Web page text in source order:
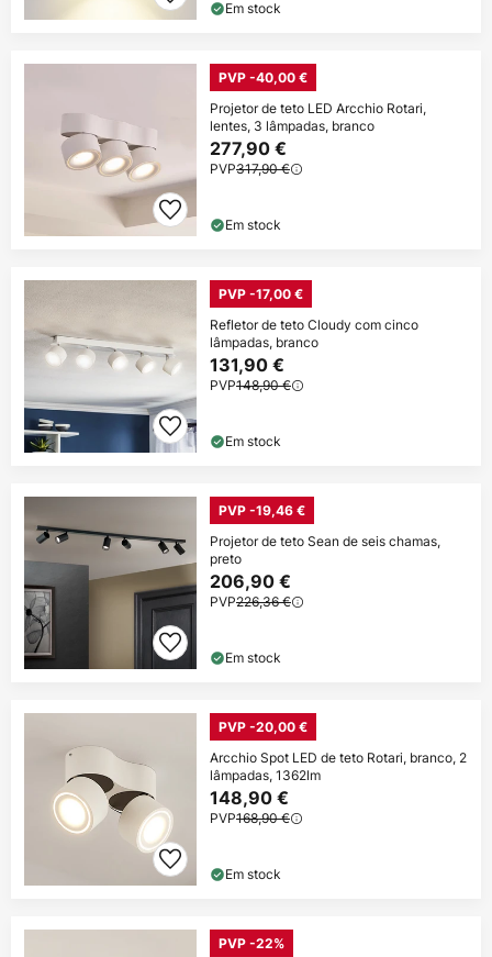
Em stock
PVP -40,00 €
Projetor de teto LED Arcchio Rotari,
lentes, 3 lâmpadas, branco
277,90 €
PVP317,90 €
Em stock
PVP -17,00 €
Refletor de teto Cloudy com cinco
lâmpadas, branco
131,90 €
PVP148,90 €
Em stock
PVP -19,46 €
Projetor de teto Sean de seis chamas,
preto
206,90 €
PVP226,36 €
Em stock
PVP -20,00 €
Arcchio Spot LED de teto Rotari, branco, 2
lâmpadas, 1362lm
148,90 €
PVP168,90 €
Em stock
PVP -22%